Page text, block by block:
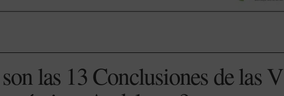
las 13 Conclusiones de las V